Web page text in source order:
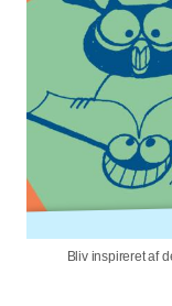
Bliv inspireret af